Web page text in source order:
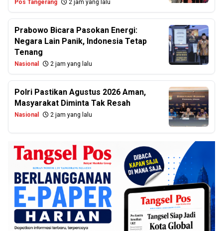
Pos Tangerang 2 jam yang lalu
Prabowo Bicara Pasokan Energi:
Negara Lain Panik, Indonesia Tetap
Tenang
Nasional 2 jam yang lalu
Polri Pastikan Agustus 2026 Aman,
Masyarakat Diminta Tak Resah
Nasional 2 jam yang lalu